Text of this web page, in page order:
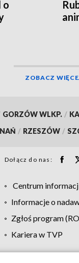
o
ZOBACZ
GORZÓW WLKP. /
/ RZESZÓW /
Dołącz do nas:
Centrum
Informacje o
Zgłoś program
Kariera w TVP